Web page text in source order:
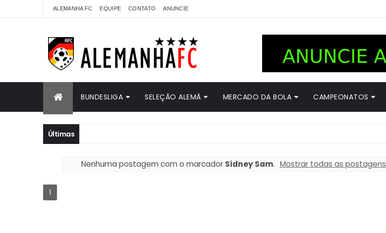
ALEMANHA FC EQUIPE CONTATO ANUNCIE
BUNDESLIGA SELEÇÃO ALEMÃ MERCADO DA BOLA CAMPEONATOS
Últimas
Nenhuma postagem com o marcador Sidney Sam. Mostrar todas as postagens
1